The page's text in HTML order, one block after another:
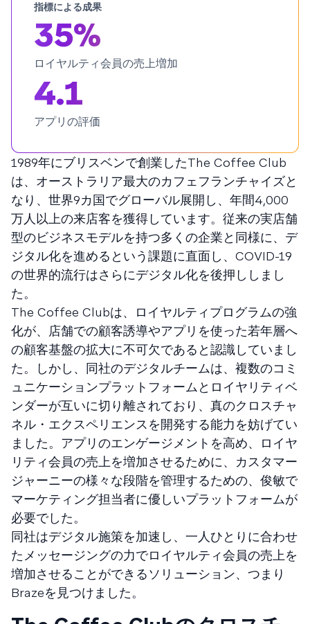
指標による成果
35%
ロイヤルティ会員の売上増加
4.1
アプリの評価
1989年にブリスベンで創業したThe Coffee Club
は、オーストラリア最大のカフェフランチャイズと
なり、世界9カ国でグローバル展開し、年間4,000
万人以上の来店客を獲得しています。従来の実店舗
型のビジネスモデルを持つ多くの企業と同様に、デ
ジタル化を進めるという課題に直面し、COVID-19
の世界的流行はさらにデジタル化を後押ししまし
た。
The Coffee Clubは、ロイヤルティプログラムの強
化が、店舗での顧客誘導やアプリを使った若年層へ
の顧客基盤の拡大に不可欠であると認識していまし
た。しかし、同社のデジタルチームは、複数のコミ
ュニケーションプラットフォームとロイヤリティベ
ンダーが互いに切り離されており、真のクロスチャ
ネル・エクスペリエンスを開発する能力を妨げてい
ました。アプリのエンゲージメントを高め、ロイヤ
リティ会員の売上を増加させるために、カスタマー
ジャーニーの様々な段階を管理するための、俊敏で
マーケティング担当者に優しいプラットフォームが
必要でした。
同社はデジタル施策を加速し、一人ひとりに合わせ
たメッセージングの力でロイヤルティ会員の売上を
増加させることができるソリューション、つまり
Brazeを見つけました。